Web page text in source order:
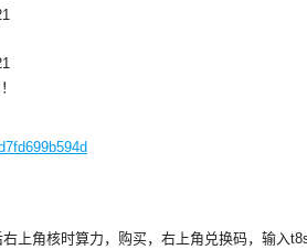
上角核时算力，购买，右上角兑换码，输入